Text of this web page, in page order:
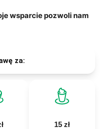
wsparcie pozwoli nam
za:
15 zł